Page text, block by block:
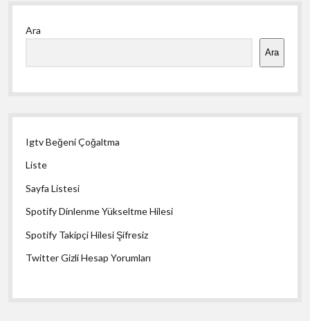
Yan
Menü
Ara
Ara
Igtv Beğeni Çoğaltma
Liste
Sayfa Listesi
Spotify Dinlenme Yükseltme Hilesi
Spotify Takipçi Hilesi Şifresiz
Twitter Gizli Hesap Yorumları